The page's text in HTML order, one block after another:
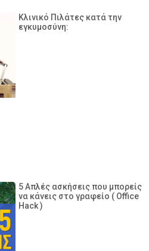
Κλινικό Πιλάτες κατά την
εγκυμοσύνη:
5 Απλές ασκήσεις που μπορείς
να κάνεις στο γραφείο ( Office
Hack )